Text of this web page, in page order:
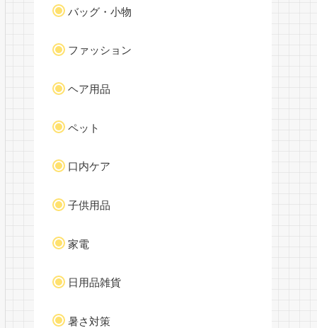
バッグ・小物
ファッション
ヘア用品
ペット
口内ケア
子供用品
家電
日用品雑貨
暑さ対策